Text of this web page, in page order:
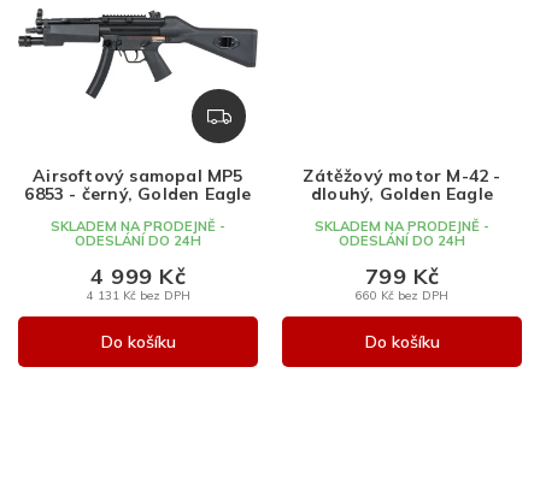
Z
D
R
M
Airsoftový samopal MP5
6853 - černý, Golden Eagle
SKLADEM NA PRODEJNĚ -
ODESLÁNÍ DO 24H
4 131 Kč bez DPH
4 999 Kč
Do košíku
Zátěžový motor M-42 -
dlouhý, Golden Eagle
SKLADEM NA PRODEJNĚ -
ODESLÁNÍ DO 24H
660 Kč bez DPH
799 Kč
Do košíku